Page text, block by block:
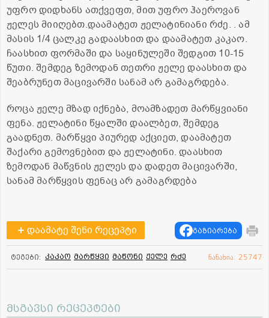
უფრო დიდხანს ათქვეფთ, მით უფრო ჰაეროვან
ჟელეს მიიღებთ.დაამატეთ ჟელატინიანი რძე. . ამ
მასის 1/4 ცალკე გადაასხით და დაამატეთ კაკაო.
ჩაასხით ფორმაში და საყინულეში შედგით 10-15
წუთი. შემდეგ ზემოდან თეთრი ჟელე დაასხით და
შეაბრუნეთ მაცივარში სანამ არ გამაგრდება.
როცა ჟელე მზად იქნება, მოამზადეთ მარწყვიანი
ფენა. ჟელატინი წყალში დაალბეთ, შემდეგ
გაადნეთ. მარწყვი პიურედ აქციეთ, დაამატეთ
შაქარი გემოვნებით და ჟელატინი. დაასხით
ზემოდან მაწვნის ჟელეს და დადეთ მაცივარში,
სანამ მარწყვის ფენაც არ გამაგრდება
დაამატე შენი რეცეპტი გაზიარება
ტეგები: კაკაო მარწყვი მაწონი ჟელე რძე ნანახია: 25747
მსგავსი რეცეპტები